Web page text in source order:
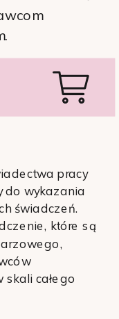
pracy
do wykazania
świadczeń.
które są
całego